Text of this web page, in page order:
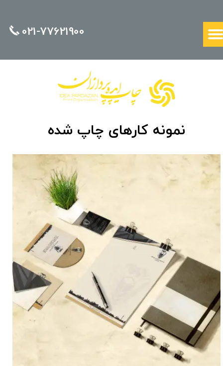
021-77621900
نمونه کارهای چاپ شده